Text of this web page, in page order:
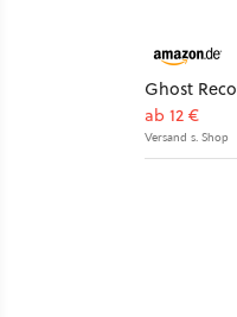
Ghost
ab 12 €
Versand s. Shop